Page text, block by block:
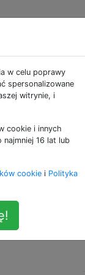
pokazany jako
czy został
do
w celu poprawy
spersonalizowane
witrynie, i
cookie i innych
16 lat lub
cookie i Polityka